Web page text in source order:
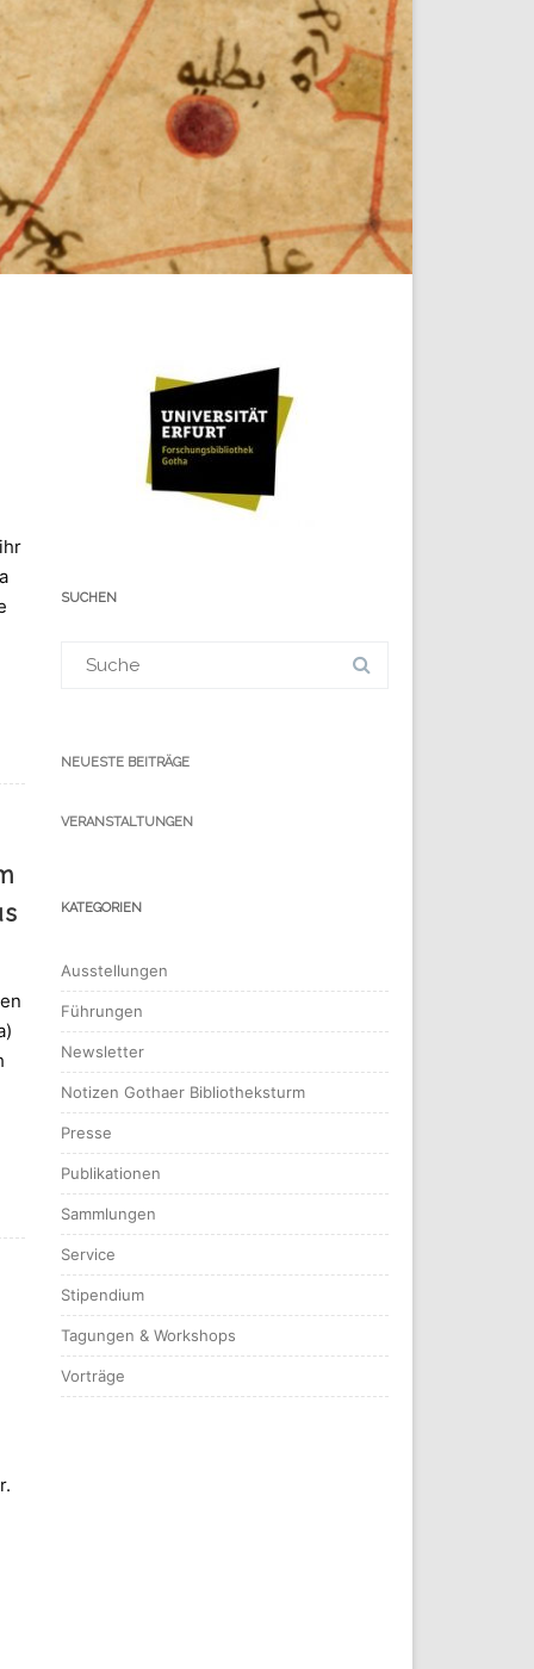
SUCHEN
für:
NEUESTE BEITRÄGE
VERANSTALTUNGEN
KATEGORIEN
Ausstellungen
Führungen
Newsletter
Notizen Gothaer Bibliotheksturm
Presse
Publikationen
Sammlungen
Service
Stipendium
Tagungen & Workshops
Vorträge